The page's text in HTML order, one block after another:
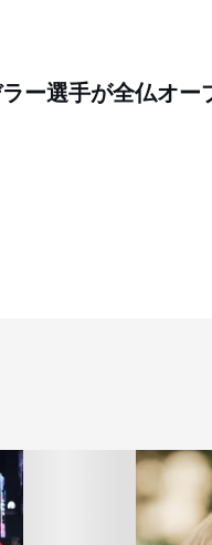
ー選手が全仏オー